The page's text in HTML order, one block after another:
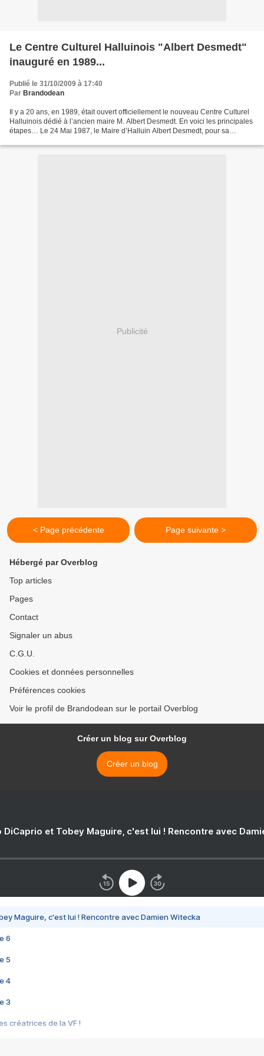
Le Centre Culturel Halluinois "Albert Desmedt"
inauguré en 1989...
Publié le 31/10/2009 à 17:40
Par Brandodean
Il y a 20 ans, en 1989, était ouvert officiellement le nouveau Centre Culturel
Halluinois dédié à l’ancien maire M. Albert Desmedt. En voici les principales
étapes… Le 24 Mai 1987, le Maire d’Halluin Albert Desmedt, pour sa
Publicité
< Page précédente Page suivante >
Hébergé par Overblog
Top articles
Pages
Contact
Signaler un abus
C.G.U.
Cookies et données personnelles
Préférences cookies
Voir le profil de Brandodean sur le portail Overblog
Créer un blog sur Overblog
Créer un blog
DiCaprio et Tobey Maguire, c'est lui ! Rencontre avec
Maguire, c'est lui ! Rencontre avec Damien Witecka
6
5
4
3
créatrices de la VF !